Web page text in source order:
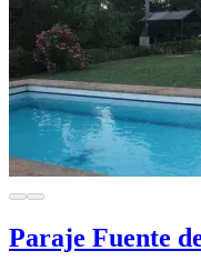
Paraje Fuente